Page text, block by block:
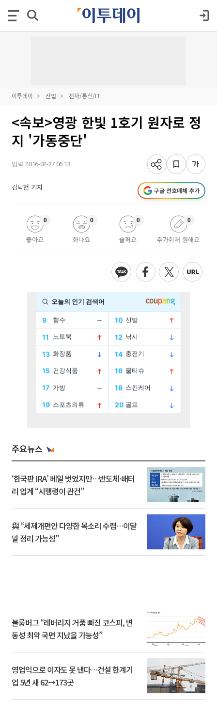
이투데이 산업 전자/통신/IT
<속보>영광 한빛 1호기 원자로 정
지 '가동중단'
입력 2016-02-27 06:13
김덕헌 기자 구글 선호매체 추가
좋아요
0
화나요
0
슬퍼요
0
추가취재 원해요
0
주요뉴스
‘한국판 IRA’ 베일 벗었지만…반도체·배터
리 업계 “시행령이 관건”
與 “세제개편안 다양한 목소리 수렴…이달
말 정리 가능성”
블룸버그 “레버리지 거품 빠진 코스피, 변
동성 최악 국면 지났을 가능성”
영업익으로 이자도 못 낸다…건설 한계기
업 5년 새 62→173곳